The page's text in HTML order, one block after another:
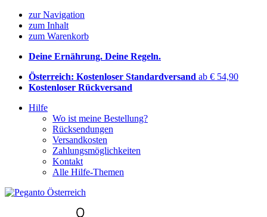
zur Navigation
zum Inhalt
zum Warenkorb
Deine Ernährung. Deine Regeln.
Österreich: Kostenloser Standardversand ab € 54,90
Kostenloser Rückversand
Hilfe
Wo ist meine Bestellung?
Rücksendungen
Versandkosten
Zahlungsmöglichkeiten
Kontakt
Alle Hilfe-Themen